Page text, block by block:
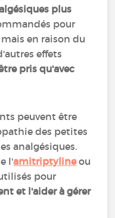
plus
pour
mais en raison du
effets
pris qu'avec
peuvent être
des petites
analgésiques.
l'amitriptylineou
pour
et l'aider à gérer